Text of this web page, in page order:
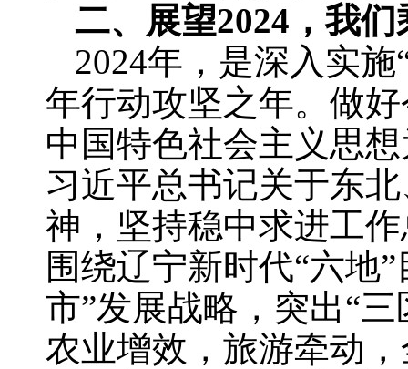
二、展望2024，我
2024年，是深入实
年行动攻坚之年。做
中国特色社会主义思
习近平总书记关于东
神，坚持稳中求进工
围绕辽宁新时代“六地
市”发展战略，突出“
农业增效，旅游牵动